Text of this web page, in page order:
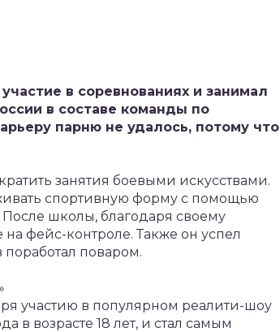
в соревнованиях и занимал
в составе команды по
парню не удалось, потому что
занятия боевыми искусствами.
спортивную форму с помощью
школы, благодаря своему
фейс-контроле. Также он успел
поваром.
участию в популярном реалити-шоу
в возрасте 18 лет, и стал самым